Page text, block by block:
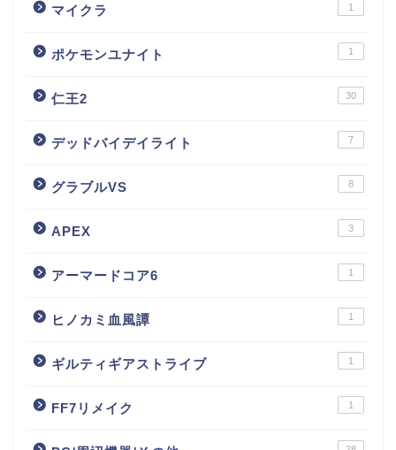
マイクラ 1
ポケモンユナイト 1
仁王2 30
デッドバイデイライト 7
グラブルVS 8
APEX 3
アーマードコア6 1
ヒノカミ血風譚 1
ギルティギアストライブ 1
FF7リメイク 1